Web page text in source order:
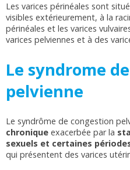
Les varices périnéales sont
visibles extérieurement, à la
périnéales et les varices
varices pelviennes et à des
Le syndrome
pelvienne
Le syndrôme de congestion
chronique exacerbée par la
sexuels et certaines
qui présentent des varices